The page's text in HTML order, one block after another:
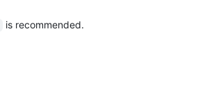
is recommended.